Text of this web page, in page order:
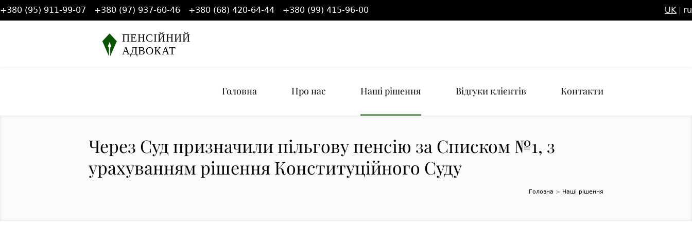
+380 (95) 911-99-07 +380 (97) 937-60-46 +380 (68) 420-64-44 +380 (99) 415-96-00 UK ru
Головна Про нас Наші рішення Відгуки клієнтів Контакти
Через Суд призначили пільгову пенсію за Списком №1, з
урахуванням рішення Конституційного Суду
Головна > Наші рішення